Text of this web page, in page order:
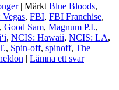
| Märkt Blue Bloods,
Vegas, FBI, FBI Franchise,
, Good Sam, Magnum P.I.,
, NCIS: Hawaii, NCIS: LA,
, Spin-off, spinoff, The
| Lämna ett svar